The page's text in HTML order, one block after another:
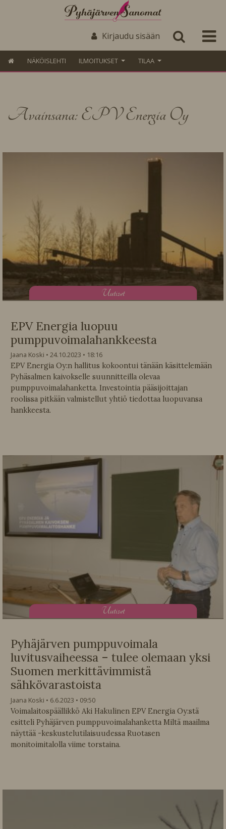
Kirjaudu sisään
NÄKÖISLEHTI ILMOITUKSET TILAA
Avainsana: EPV Energia Oy
Uutiset
EPV Energia luopuu
pumppuvoimalahankkeesta
Jaana Koski 24.10.2023
18:16
EPV Energia Oy:n hallitus kokoontui tänään käsittelemään
Pyhäsalmen kaivokselle suunnitteilla olevaa
pumppuvoimalahanketta. Investointia pääsijoittajan
roolissa pitkään valmistellut yhtiö tiedottaa luopuvansa
hankkeesta.
Uutiset
Pyhäjärven pumppuvoimala
luvitusvaiheessa – tulee olemaan yksi
Suomen merkittävimmistä
sähkövarastoista
Jaana Koski 6.6.2023
09:50
Voimalaitospäällikkö Aki Hakulinen EPV Energia Oy:stä
esitteli Pyhäjärven pumppuvoimalahanketta Miltä maailma
näyttää -keskustelutilaisuudessa Ruotasen
monitoimitalolla viime torstaina.